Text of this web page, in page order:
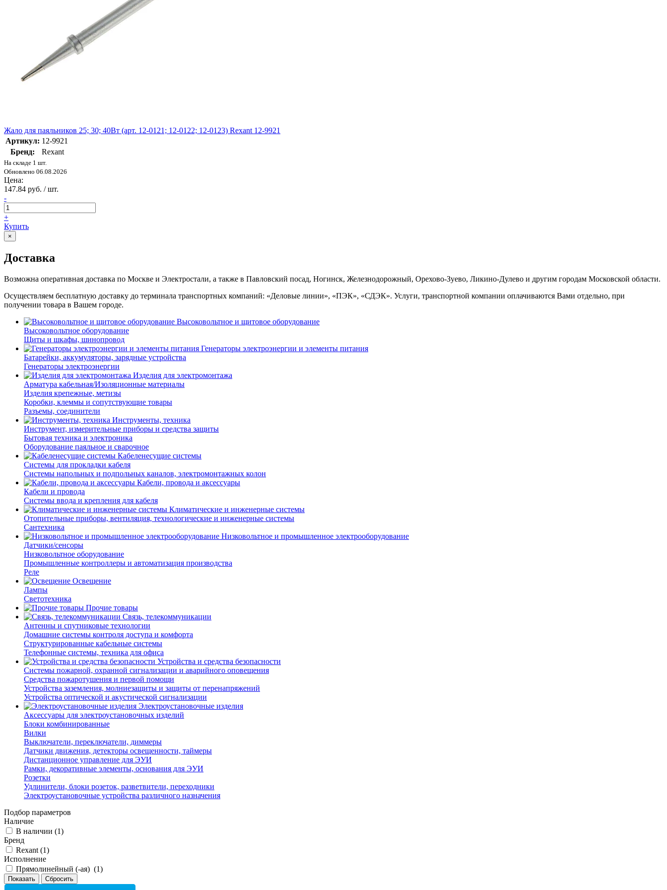
Жало для паяльников 25; 30; 40Вт (арт. 12-0121; 12-0122; 12-0123) Rexant 12-9921
Артикул: 12-9921
Бренд:
Rexant
На складе 1 шт.
Обновлено 06.08.2026
Цена:
147.84 руб. / шт.
-
+
Купить
×
Доставка
Возможна оперативная доставка по Москве и Электростали, а также в Павловский посад, Ногинск, Железнодорожный, Орехово-Зуево, Ликино-Дулево и другим городам Московской области.
Осуществляем бесплатную доставку до терминала транспортных компаний: «Деловые линии», «ПЭК», «СДЭК». Услуги, транспортной компании оплачиваются Вами отдельно, при
получении товара в Вашем городе.
Высоковольтное и щитовое оборудование
Высоковольтное оборудование
Щиты и шкафы, шинопровод
Генераторы электроэнергии и элементы питания
Батарейки, аккумуляторы, зарядные устройства
Генераторы электроэнергии
Изделия для электромонтажа
Арматура кабельная/Изоляционные материалы
Изделия крепежные, метизы
Коробки, клеммы и сопутствующие товары
Разъемы, соединители
Инструменты, техника
Инструмент, измерительные приборы и средства защиты
Бытовая техника и электроника
Оборудование паяльное и сварочное
Кабеленесущие системы
Системы для прокладки кабеля
Системы напольных и подпольных каналов, электромонтажных колон
Кабели, провода и аксессуары
Кабели и провода
Системы ввода и крепления для кабеля
Климатические и инженерные системы
Отопительные приборы, вентиляция, технологические и инженерные системы
Сантехника
Низковольтное и промышленное электрооборудование
Датчики/сенсоры
Низковольтное оборудование
Промышленные контроллеры и автоматизация производства
Реле
Освещение
Лампы
Светотехника
Прочие товары
Связь, телекоммуникации
Антенны и спутниковые технологии
Домашние системы контроля доступа и комфорта
Структурированные кабельные системы
Телефонные системы, техника для офиса
Устройства и средства безопасности
Системы пожарной, охранной сигнализации и аварийного оповещения
Средства пожаротушения и первой помощи
Устройства заземления, молниезащиты и защиты от перенапряжений
Устройства оптической и акустической сигнализации
Электроустановочные изделия
Аксессуары для электроустановочных изделий
Блоки комбинированные
Вилки
Выключатели, переключатели, диммеры
Датчики движения, детекторы освещенности, таймеры
Дистанционное управление для ЭУИ
Рамки, декоративные элементы, основания для ЭУИ
Розетки
Удлинители, блоки розеток, разветвители, переходники
Электроустановочные устройства различного назначения
Подбор параметров
Наличие
В наличии (1)
Бренд
Rexant (1)
Исполнение
Прямолинейный (-ая) (1)